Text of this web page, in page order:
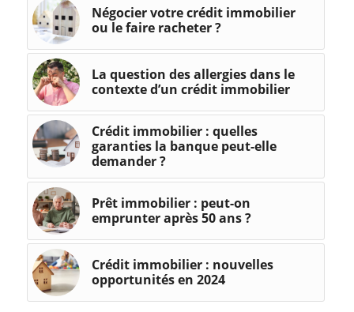
Négocier votre crédit immobilier
ou le faire racheter ?
La question des allergies dans le
contexte d’un crédit immobilier
Crédit immobilier : quelles
garanties la banque peut-elle
demander ?
Prêt immobilier : peut-on
emprunter après 50 ans ?
Crédit immobilier : nouvelles
opportunités en 2024